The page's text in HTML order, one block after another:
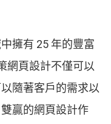
擁有 25 年的豐富
網頁設計不僅可以
隨著客戶的需求以
贏的網頁設計作